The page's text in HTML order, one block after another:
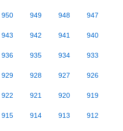
950 949 948 947
943 942 941 940
936 935 934 933
929 928 927 926
922 921 920 919
915 914 913 912